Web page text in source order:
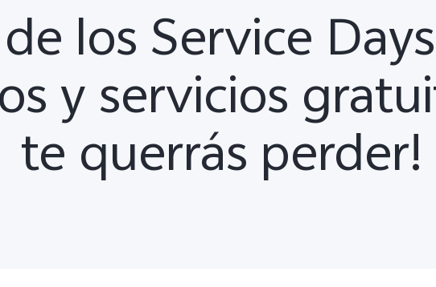
los Service
y servicios
te querrás perder!